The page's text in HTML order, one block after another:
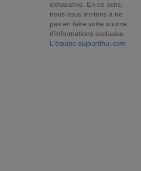
exhaustive. En ce sens,
nous vous invitons à ne
pas en faire votre source
d'informations exclusive.
L'équipe aujourdhui.com